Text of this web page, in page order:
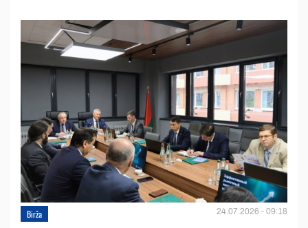
Birža 24.07.2026 - 09:18